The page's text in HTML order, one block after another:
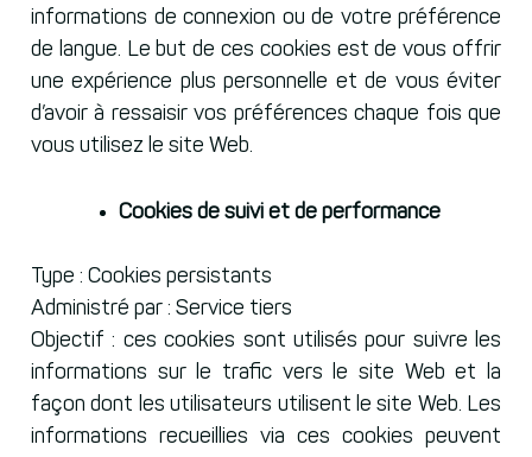
informations de connexion ou de votre préférence
de langue. Le but de ces cookies est de vous offrir
une expérience plus personnelle et de vous éviter
d’avoir à ressaisir vos préférences chaque fois que
vous utilisez le site Web.
Cookies de suivi et de performance
Type : Cookies persistants
Administré par : Service tiers
Objectif : ces cookies sont utilisés pour suivre les
informations sur le trafic vers le site Web et la
façon dont les utilisateurs utilisent le site Web. Les
informations recueillies via ces cookies peuvent